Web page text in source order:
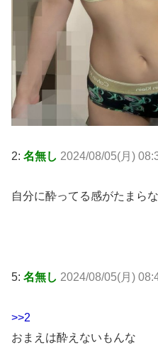
2: 名無し 2024/08/05(月)
自分に酔ってる感がたまら
5: 名無し 2024/08/05(月)
>>2
おまえは酔えないもんな